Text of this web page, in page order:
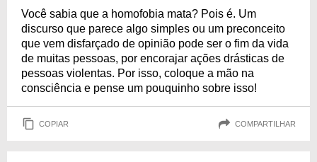
Você sabia que a homofobia mata? Pois é. Um
discurso que parece algo simples ou um preconceito
que vem disfarçado de opinião pode ser o fim da vida
de muitas pessoas, por encorajar ações drásticas de
pessoas violentas. Por isso, coloque a mão na
consciência e pense um pouquinho sobre isso!
COPIAR COMPARTILHAR